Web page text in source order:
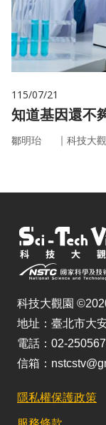
115/07/21
鄒明珆 ｜ 科技大
科技大觀園
地址：臺北市大
電話：02-
信箱：
隱私權保護政策